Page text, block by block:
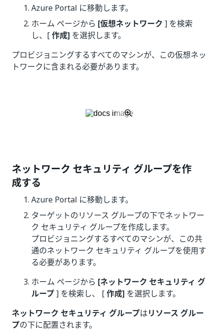
Azure Portal に移動します。
ホーム ページから [仮想ネットワーク ] を検索
し、[作成] を選択します。
プロビジョニングするすべてのマシンが、この仮想ネッ
トワークに含まれる必要があります。
ネットワーク セキュリティ グループを作
成する
Azure Portal に移動します。
ターゲットのリソース グループの下でネットワー
ク セキュリティ グループを作成します。
プロビジョニングするすべてのマシンが、この共
通のネットワーク セキュリティ グループを使用す
る必要があります。
ホーム ページから [ネットワーク セキュリティ グ
ループ] を検索し、 [作成] を選択します。
ネットワーク セキュリティ グループはリソース グルー
プの下に配置されます。